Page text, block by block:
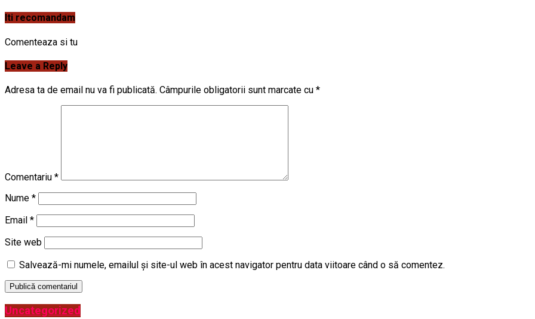
Iti recomandam
Comenteaza si tu
Leave a Reply
Adresa ta de email nu va fi publicată. Câmpurile obligatorii sunt marcate cu *
Comentariu *
Nume *
Email *
Site web
Salvează-mi numele, emailul și site-ul web în acest navigator pentru data viitoare când o să comentez.
Uncategorized